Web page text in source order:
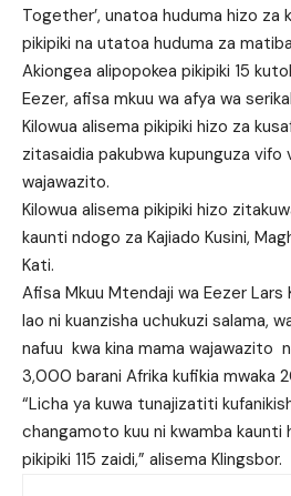
Together’, unatoa huduma hizo za
pikipiki na utatoa huduma za
Akiongea alipopokea pikipiki 15
Eezer, afisa mkuu wa afya wa
Kilowua alisema pikipiki hizo za
zitasaidia pakubwa kupunguza vifo
wajawazito.
Kilowua alisema pikipiki hizo
kaunti ndogo za Kajiado Kusini,
Kati.
Afisa Mkuu Mtendaji wa Eezer Lars
lao ni kuanzisha uchukuzi salama,
nafuu kwa kina mama wajawazito
3,000 barani Afrika kufikia mwaka
“Licha ya kuwa tunajizatiti
changamoto kuu ni kwamba kaunti
pikipiki 115 zaidi,” alisema Klingsbor.